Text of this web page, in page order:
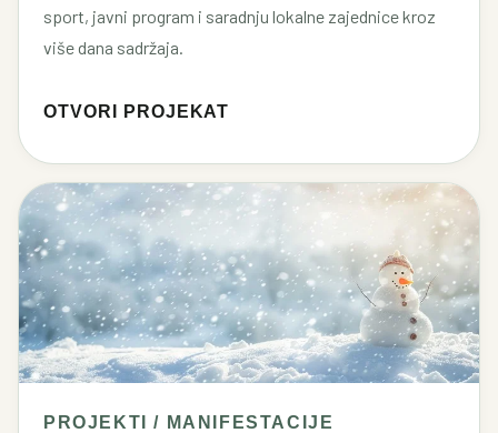
sport, javni program i saradnju lokalne zajednice kroz
više dana sadržaja.
OTVORI PROJEKAT
PROJEKTI / MANIFESTACIJE